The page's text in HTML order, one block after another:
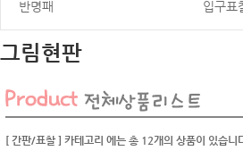
반명패 입구표
그림현판
[ 간판/표찰 ] 카테고리 에는 총 12개의 상품이 있습니